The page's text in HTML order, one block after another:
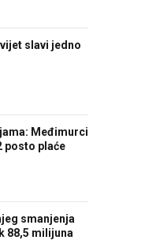
slavi jedno
Međimurci
posto plaće
smanjenja
88,5 milijuna